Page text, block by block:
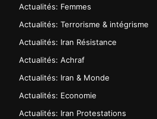
Actualités: Femmes
Actualités: Terrorisme & intégrisme
Actualités: Iran Résistance
Actualités: Achraf
Actualités: Iran & Monde
Actualités: Economie
Actualités: Iran Protestations